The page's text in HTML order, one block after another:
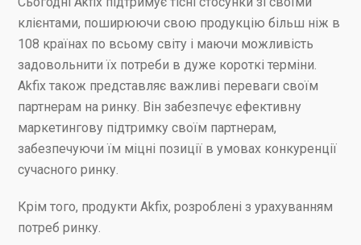
клієнтами, поширюючи свою продукцію більш ніж в
108 країнах по всьому світу і маючи можливість
задовольнити їх потреби в дуже короткі терміни.
Akfix також представляє важливі переваги своїм
партнерам на ринку. Він забезпечує ефективну
маркетингову підтримку своїм партнерам,
забезпечуючи їм міцні позиції в умовах конкуренції
сучасного ринку.
Крім того, продукти Akfix, розроблені з урахуванням
потреб ринку.